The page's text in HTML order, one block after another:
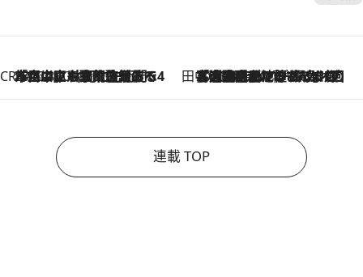
CREA'S CHOICE
2026.8.7
「立川にも歌舞伎があるんだよ」 片岡仁左衛門・市川中車ら豪華座組みで4年目の立川立飛歌舞伎へ 田中稲の勝手に再ブーム
2026.8.7
「湘南乃風に憧れて」観客大盛上がりの“タオル回し”に、ラッパー顔負けの高速歌唱まで…さだまさし（74）のアグレッシブすぎる現在地
連載 TOP